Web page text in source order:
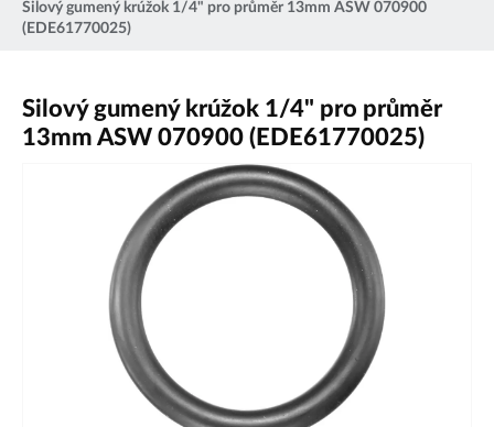
Silový gumený krúžok 1/4" pro průměr 13mm ASW 070900
(EDE61770025)
Silový gumený krúžok 1/4" pro průměr
13mm ASW 070900 (EDE61770025)